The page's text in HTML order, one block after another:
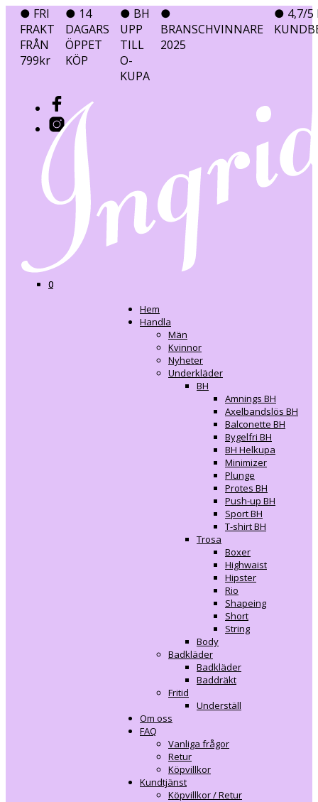
● FRI
FRAKT
FRÅN
799kr
● 14
DAGARS
ÖPPET
KÖP
● BH
UPP
TILL
O-
KUPA
●
BRANSCHVINNARE
2025
● 4,7/5
0
0
Hem
Handla
Män
Kvinnor
Nyheter
Underkläder
BH
Amnings BH
Axelbandslös BH
Balconette BH
Bygelfri BH
BH Helkupa
Minimizer
Plunge
Protes BH
Push-up BH
Sport BH
T-shirt BH
Trosa
Boxer
Highwaist
Hipster
Rio
Shapeing
Short
String
Body
Badkläder
Badkläder
Baddräkt
Fritid
Underställ
Om oss
FAQ
Vanliga frågor
Retur
Köpvillkor
Kundtjänst
Köpvillkor / Retur